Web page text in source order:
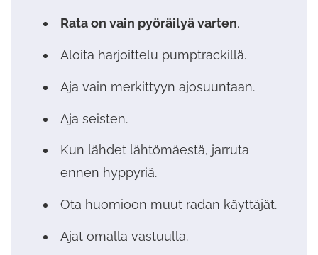
Rata on vain pyöräilyä varten.
Aloita harjoittelu pumptrackillä.
Aja vain merkittyyn ajosuuntaan.
Aja seisten.
Kun lähdet lähtömäestä, jarruta
ennen hyppyriä.
Ota huomioon muut radan käyttäjät.
Ajat omalla vastuulla.